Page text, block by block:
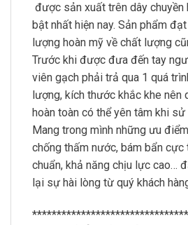
được sản xuất trên dây chuyền
bật nhất hiện nay. Sản phẩm
lượng hoàn mỹ về chất lượng
Trước khi được đưa đến tay
viên gạch phải trả qua 1 quá
lượng, kích thước khắc khe nên
hoàn toàn có thể yên tâm khi
Mang trong mình những ưu
chống thấm nước, bám bẩn
chuẩn, khả năng chịu lực cao…
lại sự hài lòng từ quý khách